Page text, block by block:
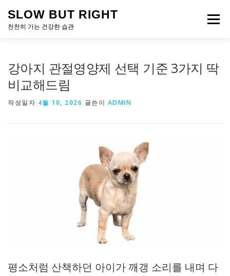
SLOW BUT RIGHT
천천히 가는 건강한 습관
메뉴
강아지 관절영양제 선택 기준 3가지 딱
비교해드림
작성일자 4월 10, 2026 글쓴이 ADMIN
평소처럼 산책하던 아이가 깨갱 소리를 내며 다